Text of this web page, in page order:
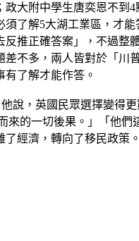
大附中學生唐奕恩不到
了解5大湖工業區，才
推正確答案」，不過
不多，兩人皆對於「
了解才能作答。
說，英國民眾選擇變得
的一切後果。」「他
經濟，轉向了移民政